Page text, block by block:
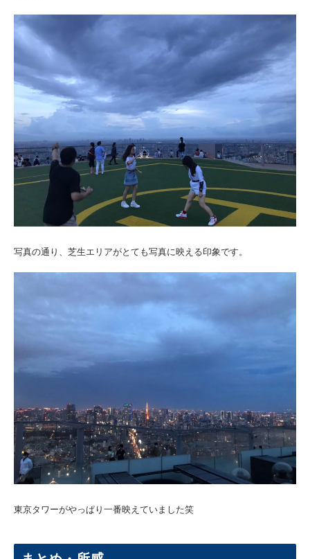
写真の通り、芝生エリアがとても写真に映える印象です。
東京タワーがやっぱり一番映えていました笑